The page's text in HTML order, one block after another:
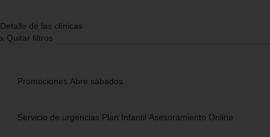
Detalle de las clínicas
x Quitar filtros
Promociones Abre sábados
Servicio de urgencias Plan Infantil Asesoramiento Online